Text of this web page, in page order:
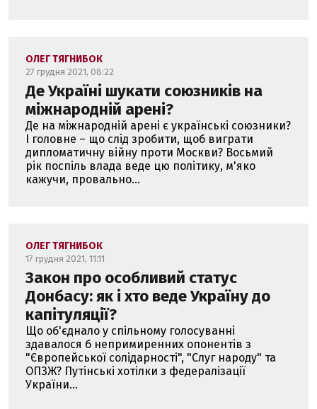
ОЛЕГ ТЯГНИБОК
27 грудня 2021, 08:22
Де Україні шукати союзників на
міжнародній арені?
Де на міжнародній арені є українські союзники?
І головне – що слід зробити, щоб виграти
дипломатичну війну проти Москви? Восьмий
рік поспіль влада веде цю політику, м'яко
кажучи, провально...
ОЛЕГ ТЯГНИБОК
17 грудня 2021, 11:11
Закон про особливий статус
Донбасу: як і хто веде Україну до
капітуляції?
Що об'єднало у спільному голосуванні
здавалося б непримиренних опонентів з
"Європейської солідарності", "Слуг народу" та
ОПЗЖ? Путінські хотілки з федералізації
України...